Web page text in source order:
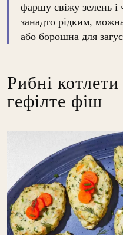
фаршу свіжу зелень
занадто рідким,
або борошна для
Рибні
гефілте фіш